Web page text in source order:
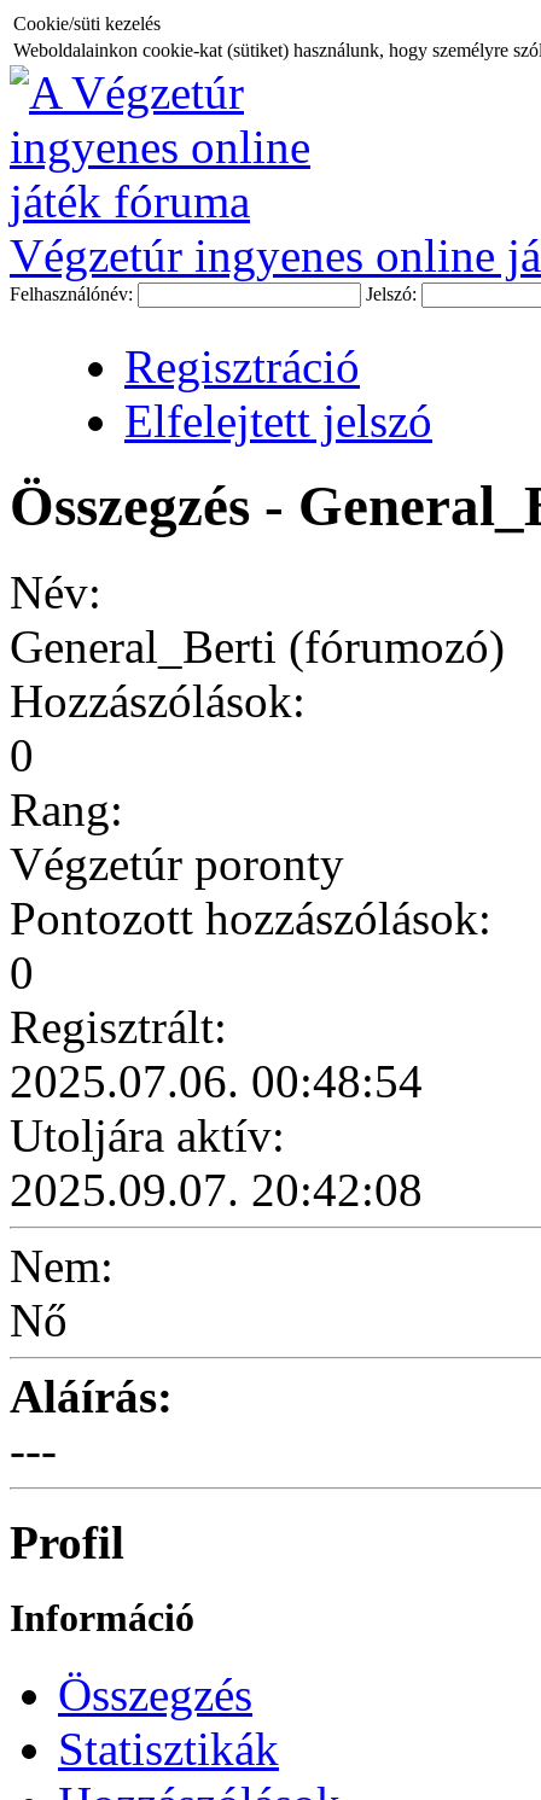
Cookie/süti kezelés
Weboldalainkon cookie-kat (sütiket) használunk, hogy személyre
Végzetúr ingyenes online
Felhasználónév: Jelszó:
Regisztráció
Elfelejtett jelszó
Összegzés -
Név:
General_Berti (fórumozó)
Hozzászólások:
0
Rang:
Végzetúr poronty
Pontozott hozzászólások:
0
Regisztrált:
2025.07.06. 00:48:54
Utoljára aktív:
2025.09.07. 20:42:08
Nem:
Nő
Aláírás:
---
Profil
Információ
Összegzés
Statisztikák